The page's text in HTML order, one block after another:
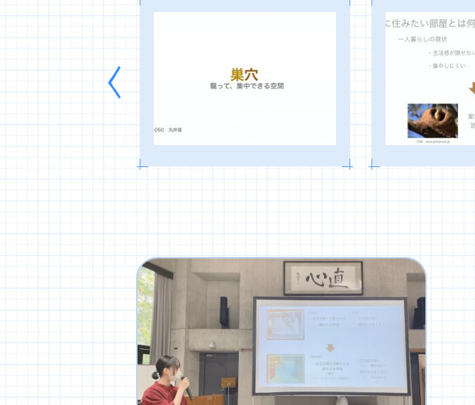
プロジェクト
概要
プロジェクト
概要
プ